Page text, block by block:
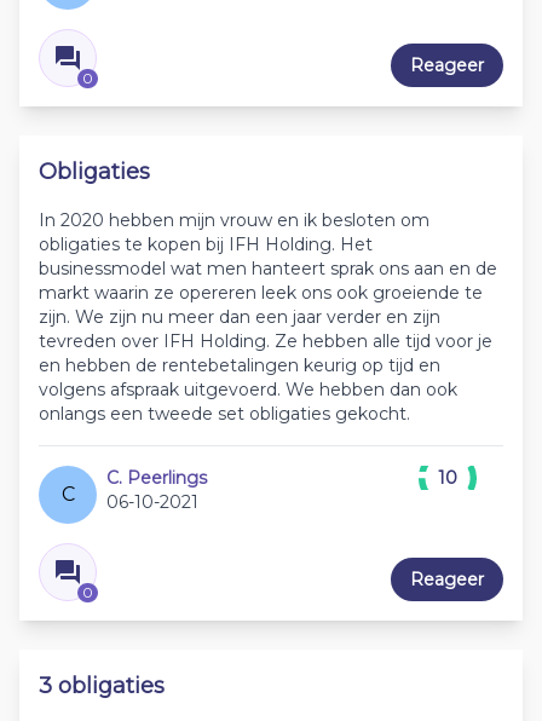
0
Reageer
Obligaties
In 2020 hebben mijn vrouw en ik besloten om
obligaties te kopen bij IFH Holding. Het
businessmodel wat men hanteert sprak ons aan en de
markt waarin ze opereren leek ons ook groeiende te
zijn. We zijn nu meer dan een jaar verder en zijn
tevreden over IFH Holding. Ze hebben alle tijd voor je
en hebben de rentebetalingen keurig op tijd en
volgens afspraak uitgevoerd. We hebben dan ook
onlangs een tweede set obligaties gekocht.
C
C. Peerlings
06-10-2021
0
10
Reageer
3 obligaties